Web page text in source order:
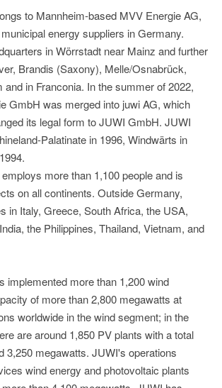
to Mannheim-based MVV Energie AG,
energy suppliers in Germany.
in Wörrstadt near Mainz and further
Brandis (Saxony), Melle/Osnabrück,
and in Franconia. In the summer of 2022,
GmbH was merged into juwi AG, which
its legal form to JUWI GmbH. JUWI
Palatinate in 1996, Windwärts in
more than 1,100 people and is
on all continents. Outside Germany,
in Italy, Greece, South Africa, the USA,
the Philippines, Thailand, Vietnam, and
implemented more than 1,200 wind
of more than 2,800 megawatts at
worldwide in the wind segment; in the
are around 1,850 PV plants with a total
3,250 megawatts. JUWI's operations
wind energy and photovoltaic plants